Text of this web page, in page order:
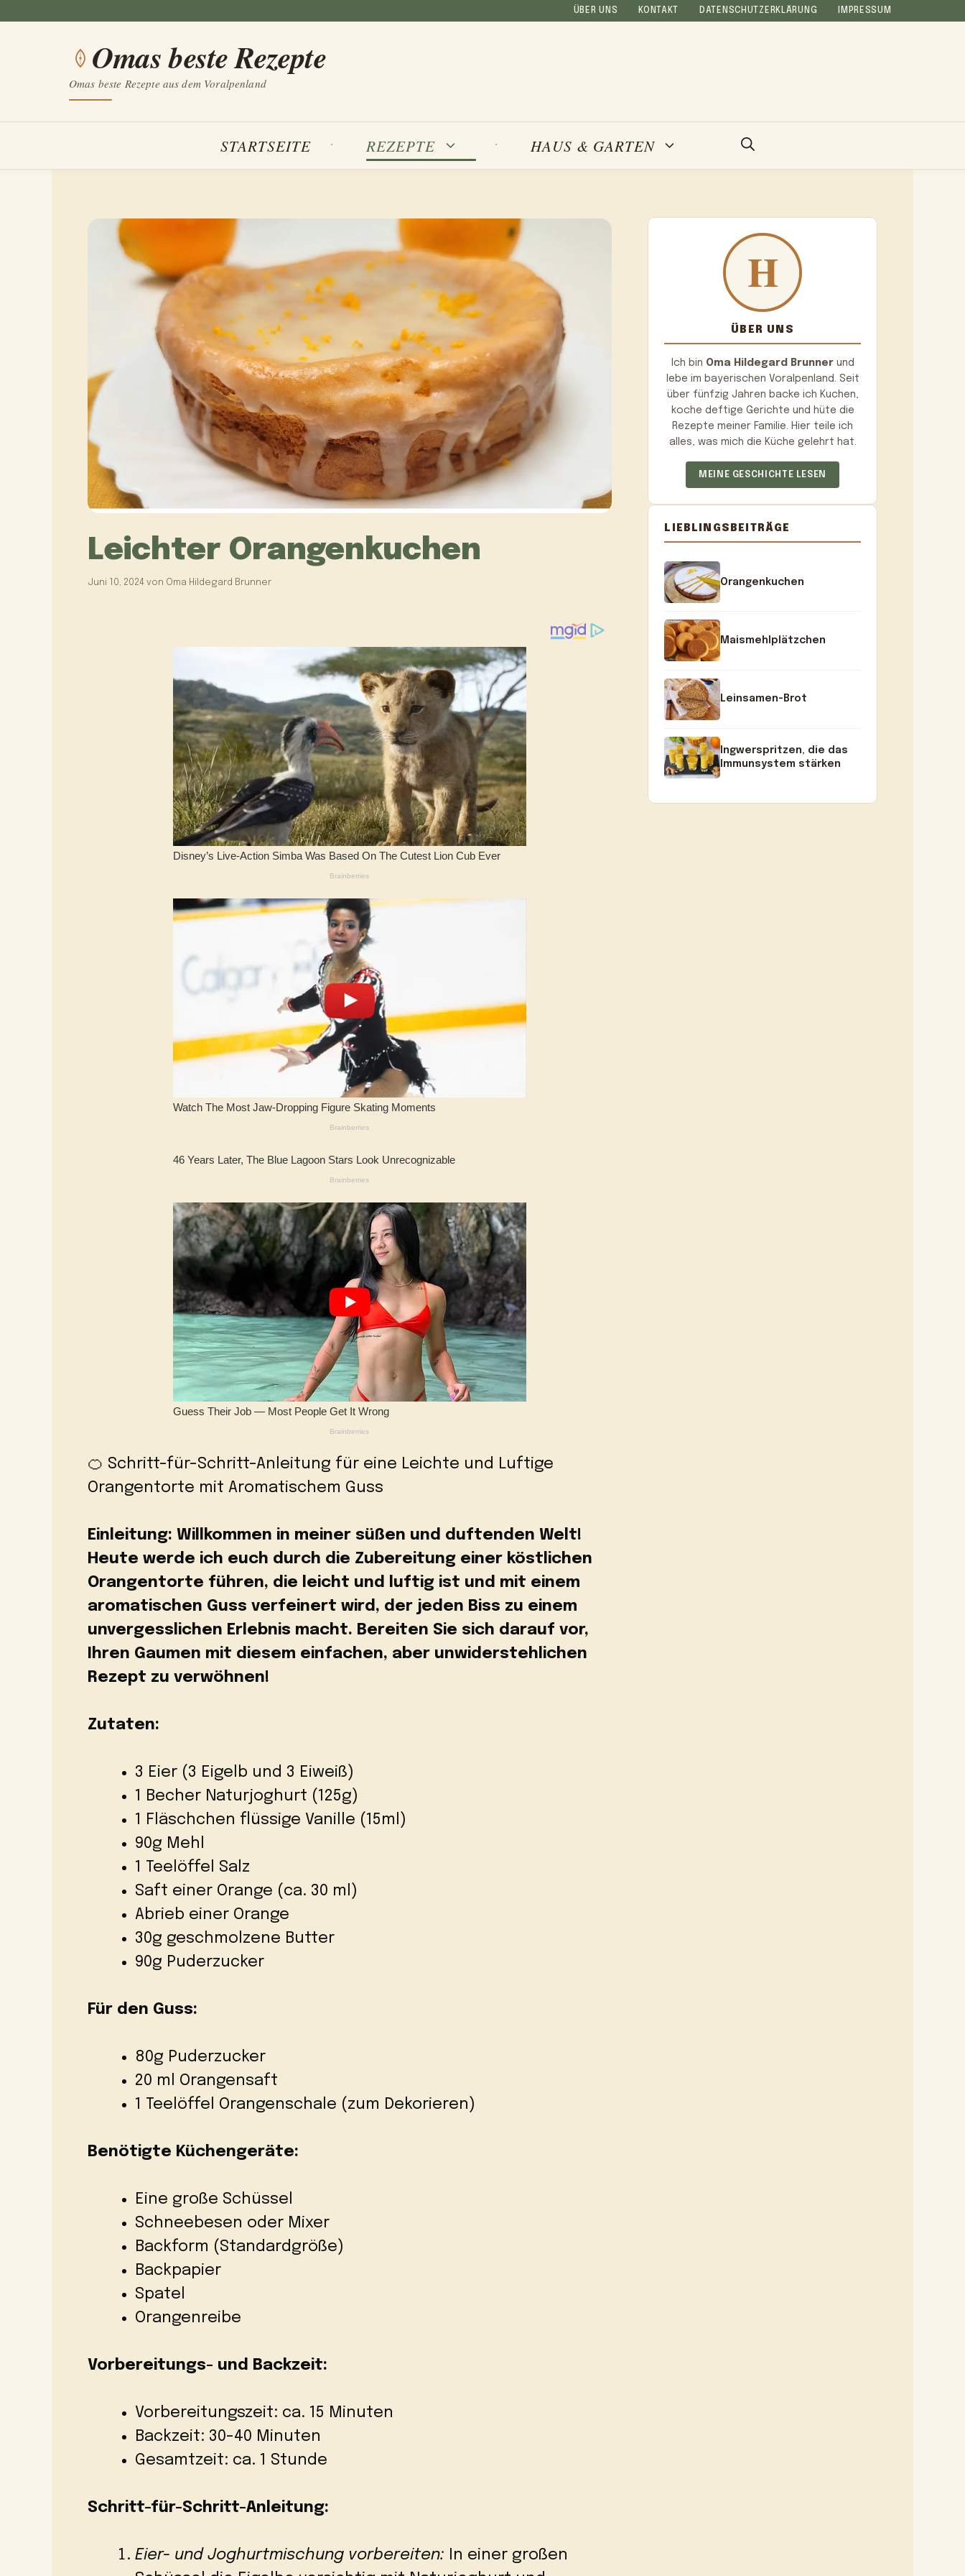
ÜBER UNS KONTAKT DATENSCHUTZERKLÄRUNG IMPRESSUM
Omas beste Rezepte
Omas beste Rezepte aus dem Voralpenland
STARTSEITE REZEPTE HAUS & GARTEN
Leichter Orangenkuchen
Juni 10, 2024 von Oma Hildegard Brunner
🍊 Schritt-für-Schritt-Anleitung für eine Leichte und Luftige
Orangentorte mit Aromatischem Guss
Einleitung: Willkommen in meiner süßen und duftenden Welt!
Heute werde ich euch durch die Zubereitung einer köstlichen
Orangentorte führen, die leicht und luftig ist und mit einem
aromatischen Guss verfeinert wird, der jeden Biss zu einem
unvergesslichen Erlebnis macht. Bereiten Sie sich darauf vor,
Ihren Gaumen mit diesem einfachen, aber unwiderstehlichen
Rezept zu verwöhnen!
Zutaten:
3 Eier (3 Eigelb und 3 Eiweiß)
1 Becher Naturjoghurt (125g)
1 Fläschchen flüssige Vanille (15ml)
90g Mehl
1 Teelöffel Salz
Saft einer Orange (ca. 30 ml)
Abrieb einer Orange
30g geschmolzene Butter
90g Puderzucker
Für den Guss:
80g Puderzucker
20 ml Orangensaft
1 Teelöffel Orangenschale (zum Dekorieren)
Benötigte Küchengeräte:
Eine große Schüssel
Schneebesen oder Mixer
Backform (Standardgröße)
Backpapier
Spatel
Orangenreibe
Vorbereitungs- und Backzeit:
Vorbereitungszeit: ca. 15 Minuten
Backzeit: 30-40 Minuten
Gesamtzeit: ca. 1 Stunde
Schritt-für-Schritt-Anleitung:
Eier- und Joghurtmischung vorbereiten: In einer großen
ÜBER UNS
Ich bin Oma Hildegard Brunnerund
lebe im bayerischen Voralpenland. Seit
über fünfzig Jahren backe ich Kuchen,
koche deftige Gerichte und hüte die
Rezepte meiner Familie. Hier teile ich
alles, was mich die Küche gelehrt hat.
MEINE GESCHICHTE LESEN
LIEBLINGSBEITRÄGE
Orangenkuchen
Maismehlplätzchen
Leinsamen-Brot
Ingwerspritzen, die das
Immunsystem stärken